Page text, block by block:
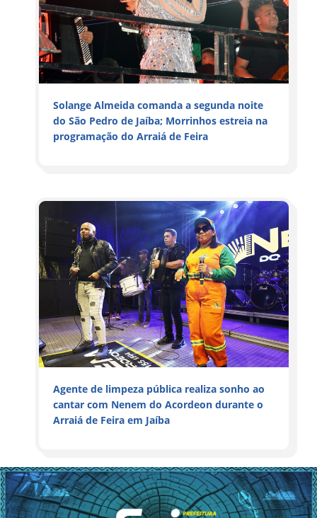
Solange Almeida comanda a segunda noite
do São Pedro de Jaíba; Morrinhos estreia na
programação do Arraiá de Feira
Agente de limpeza pública realiza sonho ao
cantar com Nenem do Acordeon durante o
Arraiá de Feira em Jaíba